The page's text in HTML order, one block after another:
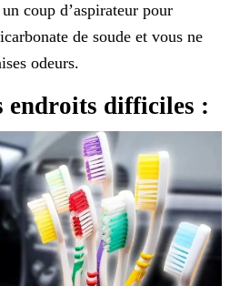
coup d’aspirateur pour
de soude et vous ne
odeurs.
endroits difficiles :